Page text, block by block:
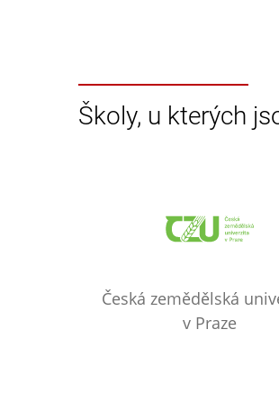
Školy, u kterých
Česká zemědělská
v Praze